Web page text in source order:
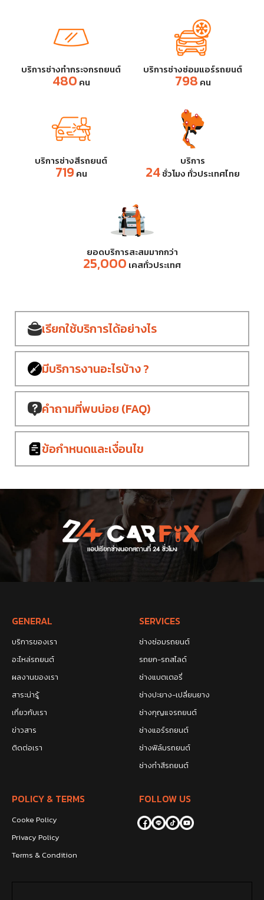
บริการช่างทำกระจกรถยนต์
480 คน
บริการช่างซ่อมแอร์รถยนต์
798 คน
บริการช่างสีรถยนต์
719 คน
บริการ
24ชั่วโมง ทั่วประเทศไทย
ยอดบริการสะสมมากกว่า
25,000 เคสทั่วประเทศ
เรียกใช้บริการได้อย่างไร
มีบริการงานอะไรบ้าง ?
คำถามที่พบบ่อย (FAQ)
ข้อกำหนดและเงื่อนไข
GENERAL
บริการของเรา
อะไหล่รถยนต์
ผลงานของเรา
สาระน่ารู้
เกี่ยวกับเรา
ข่าวสาร
ติดต่อเรา
SERVICES
ช่างซ่อมรถยนต์
รถยก-รถสไลด์
ช่างแบตเตอรี่
ช่างปะยาง-เปลี่ยนยาง
ช่างกุญแจรถยนต์
ช่างแอร์รถยนต์
ช่างฟิล์มรถยนต์
ช่างทำสีรถยนต์
POLICY & TERMS
Cooke Policy
Privacy Policy
Terms & Condition
FOLLOW US